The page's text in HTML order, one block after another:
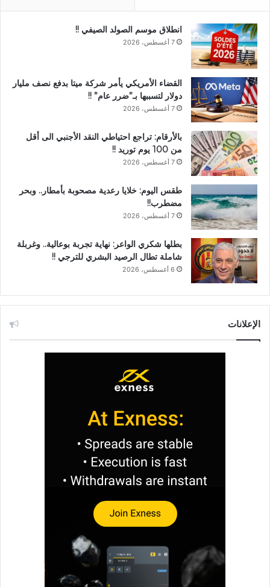
انطلاق موسم الصولد الصيفي !!
7 أغسطس، 2026
القضاء الأمريكي يأمر شركة ميتا بدفع نصف مليار
دولار لتسببها بـ”ضرر عام” !!
7 أغسطس، 2026
بالأرقام: تراجع احتياطي النقد الأجنبي الى أقل
من 100 يوم توريد !!
7 أغسطس، 2026
طقس اليوم: خلايا رعدية مصحوبة بأمطار.. وبحر
مضطرب!!
7 أغسطس، 2026
بطلها شكري الواعر: نهاية تجربة بوعالية.. وغربلة
شاملة تطال الرصيد البشري للترجي !!
6 أغسطس، 2026
الإعلانات